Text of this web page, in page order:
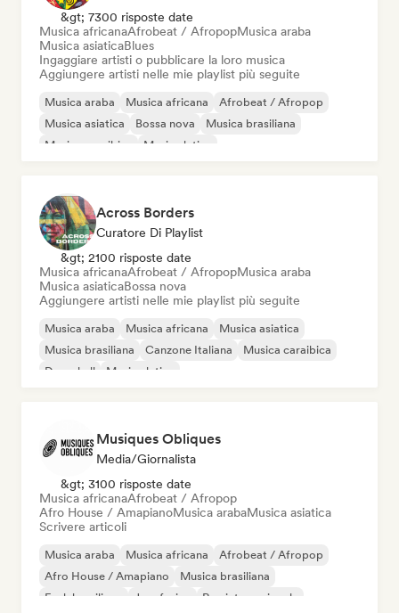
&gt; 7300 risposte date
Musica africanaAfrobeat / AfropopMusica araba
Musica asiaticaBlues
Ingaggiare artisti o pubblicare la loro musica
Aggiungere artisti nelle mie playlist più seguite
Musica araba Musica africana
Afrobeat / Afropop
Musica asiatica
Bossa nova
Musica brasiliana
Musica caraibica
Musica latina
Across Borders
Curatore Di Playlist
&gt; 2100 risposte date
Musica africanaAfrobeat / AfropopMusica araba
Musica asiaticaBossa nova
Aggiungere artisti nelle mie playlist più seguite
Musica araba Musica africana
Musica asiatica
Musica brasiliana
Canzone Italiana
Musica caraibica
Dancehall
Musica latina
Musiques Obliques
Media/Giornalista
&gt; 3100 risposte date
Musica africanaAfrobeat / Afropop
Afro House / AmapianoMusica arabaMusica asiatica
Scrivere articoli
Musica araba Musica africana
Afrobeat / Afropop
Afro House / Amapiano
Musica brasiliana
Funk brasiliano
Jazz fusion Rap internazionale